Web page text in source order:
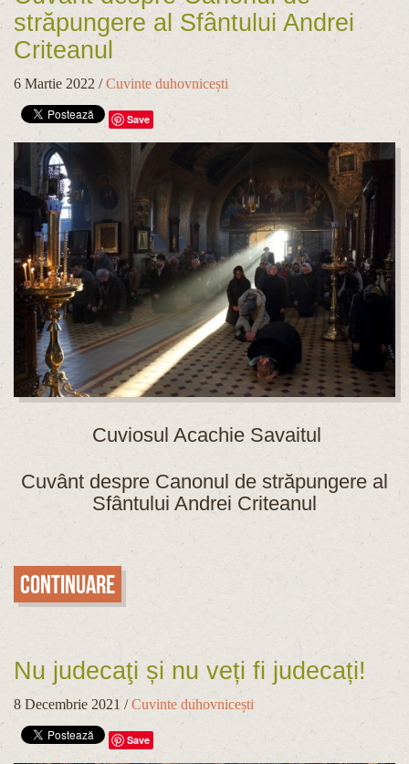
străpungere al Sfântului Andrei
Criteanul
6 Martie 2022 /Cuvinte duhovnicești
Save
Cuviosul Acachie Savaitul
Cuvânt despre Canonul de străpungere al
Sfântului Andrei Criteanul
Continuare
Nu judecaţi și nu veți fi judecați!
8 Decembrie 2021 /Cuvinte duhovnicești
Save